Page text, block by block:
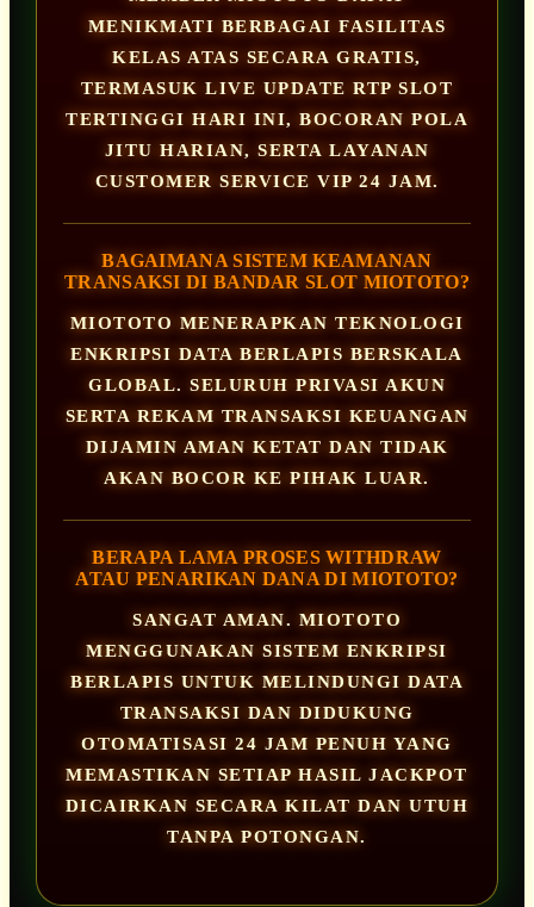
MENIKMATI BERBAGAI FASILITAS
KELAS ATAS SECARA GRATIS,
TERMASUK LIVE UPDATE RTP SLOT
TERTINGGI HARI INI, BOCORAN POLA
JITU HARIAN, SERTA LAYANAN
CUSTOMER SERVICE VIP 24 JAM.
BAGAIMANA SISTEM KEAMANAN
TRANSAKSI DI BANDAR SLOT MIOTOTO?
MIOTOTO MENERAPKAN TEKNOLOGI
ENKRIPSI DATA BERLAPIS BERSKALA
GLOBAL. SELURUH PRIVASI AKUN
SERTA REKAM TRANSAKSI KEUANGAN
DIJAMIN AMAN KETAT DAN TIDAK
AKAN BOCOR KE PIHAK LUAR.
BERAPA LAMA PROSES WITHDRAW
ATAU PENARIKAN DANA DI MIOTOTO?
SANGAT AMAN. MIOTOTO
MENGGUNAKAN SISTEM ENKRIPSI
BERLAPIS UNTUK MELINDUNGI DATA
TRANSAKSI DAN DIDUKUNG
OTOMATISASI 24 JAM PENUH YANG
MEMASTIKAN SETIAP HASIL JACKPOT
DICAIRKAN SECARA KILAT DAN UTUH
TANPA POTONGAN.